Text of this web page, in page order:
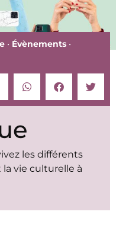
• Évènements •
les différents
vie culturelle à